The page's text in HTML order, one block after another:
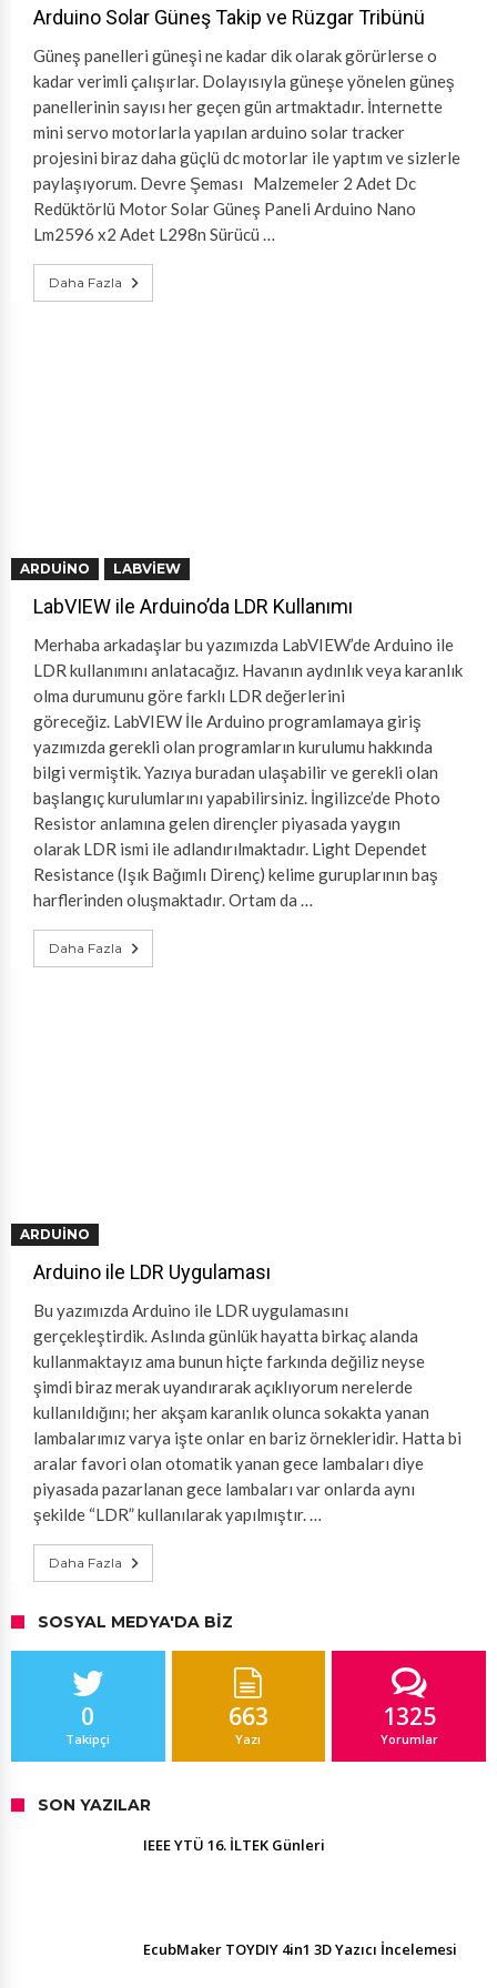
Arduino Solar Güneş Takip ve Rüzgar Tribünü
Güneş panelleri güneşi ne kadar dik olarak görürlerse o
kadar verimli çalışırlar. Dolayısıyla güneşe yönelen güneş
panellerinin sayısı her geçen gün artmaktadır. İnternette
mini servo motorlarla yapılan arduino solar tracker
projesini biraz daha güçlü dc motorlar ile yaptım ve sizlerle
paylaşıyorum. Devre Şeması Malzemeler 2 Adet Dc
Redüktörlü Motor Solar Güneş Paneli Arduino Nano
Lm2596 x2 Adet L298n Sürücü …
Daha Fazla
ARDUINO LABVIEW
LabVIEW ile Arduino’da LDR Kullanımı
Merhaba arkadaşlar bu yazımızda LabVIEW’de Arduino ile
LDR kullanımını anlatacağız. Havanın aydınlık veya karanlık
olma durumunu göre farklı LDR değerlerini
göreceğiz. LabVIEW İle Arduino programlamaya giriş
yazımızda gerekli olan programların kurulumu hakkında
bilgi vermiştik. Yazıya buradan ulaşabilir ve gerekli olan
başlangıç kurulumlarını yapabilirsiniz. İngilizce’de Photo
Resistor anlamına gelen dirençler piyasada yaygın
olarak LDR ismi ile adlandırılmaktadır. Light Dependet
Resistance (Işık Bağımlı Direnç) kelime guruplarının baş
harflerinden oluşmaktadır. Ortam da …
Daha Fazla
ARDUINO
Arduino ile LDR Uygulaması
Bu yazımızda Arduino ile LDR uygulamasını
gerçekleştirdik. Aslında günlük hayatta birkaç alanda
kullanmaktayız ama bunun hiçte farkında değiliz neyse
şimdi biraz merak uyandırarak açıklıyorum nerelerde
kullanıldığını; her akşam karanlık olunca sokakta yanan
lambalarımız varya işte onlar en bariz örnekleridir. Hatta bi
aralar favori olan otomatik yanan gece lambaları diye
piyasada pazarlanan gece lambaları var onlarda aynı
şekilde “LDR” kullanılarak yapılmıştır. …
Daha Fazla
SOSYAL MEDYA'DA BIZ
0
Takipçi
663
Yazı
1325
Yorumlar
SON YAZILAR
IEEE YTÜ 16. İLTEK Günleri
EcubMaker TOYDIY 4in1 3D Yazıcı İncelemesi